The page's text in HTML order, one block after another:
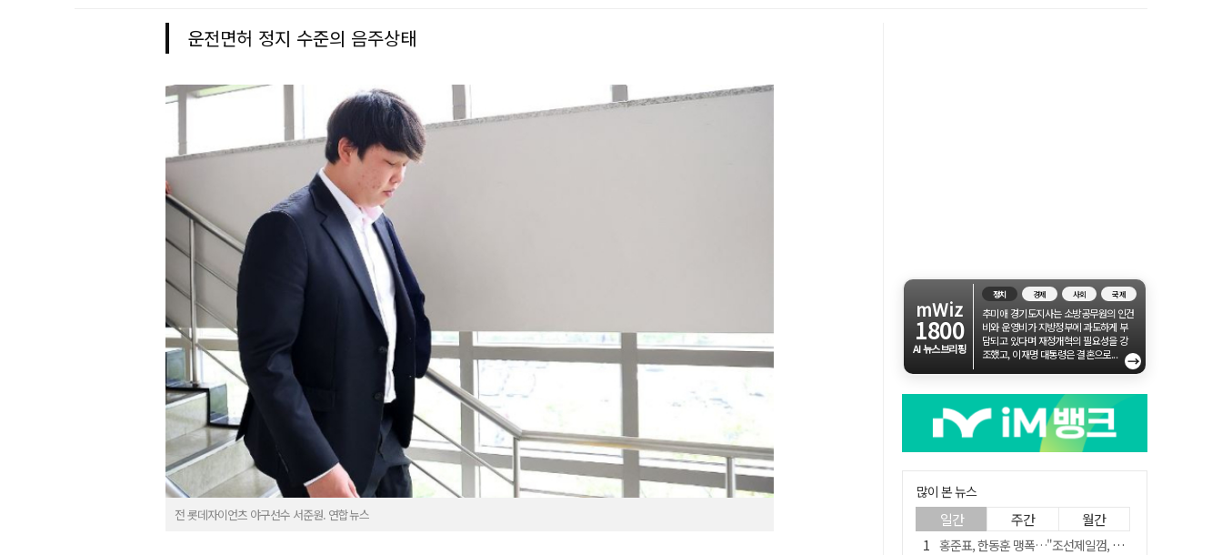
운전면허 정지 수준의 음주상태
전 롯데자이언츠 야구선수 서준원. 연합뉴스
mWiz
1800
AI 뉴스브리핑
정치 경제 사회 국제
추미애 경기도지사는 소방공무원의 인건
비와 운영비가 지방정부에 과도하게 부
담되고 있다며 재정개혁의 필요성을 강
조했고, 이재명 대통령은 결혼으로...
→
많이 본 뉴스
일간 주간 월간
홍준표, 한동훈 맹폭…"조선제일껌, 권력에 살고 권력에 죽었다"